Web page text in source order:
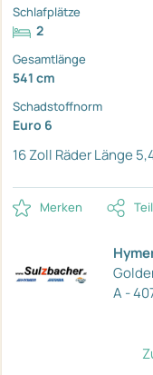
Schlafplätze
2
Gesamtlänge
541 cm
Schadstoffnorm
Euro 6
16 Zoll RäderLänge
Merken
A -